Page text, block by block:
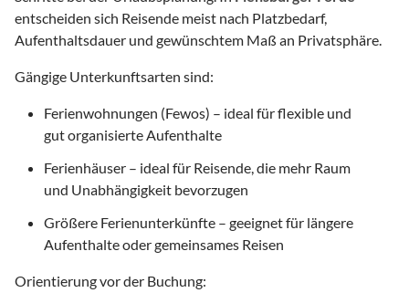
entscheiden sich Reisende meist nach Platzbedarf,
Aufenthaltsdauer und gewünschtem Maß an Privatsphäre.
Gängige Unterkunftsarten sind:
Ferienwohnungen (Fewos) – ideal für flexible und
gut organisierte Aufenthalte
Ferienhäuser – ideal für Reisende, die mehr Raum
und Unabhängigkeit bevorzugen
Größere Ferienunterkünfte – geeignet für längere
Aufenthalte oder gemeinsames Reisen
Orientierung vor der Buchung: